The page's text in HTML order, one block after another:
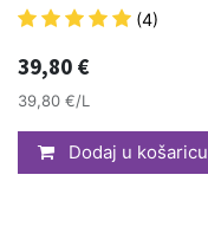
(4)
39,80 €
39,80 €/L
Dodaj u košaricu